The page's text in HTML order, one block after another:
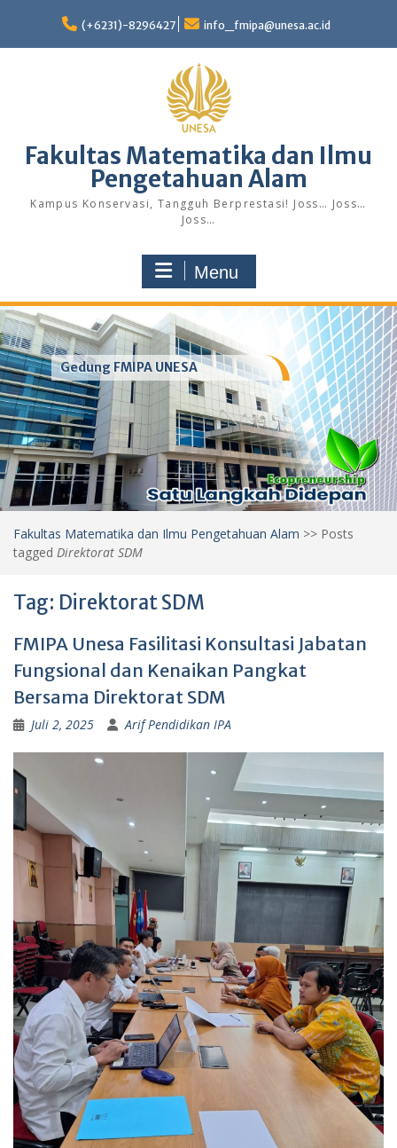
content
(+6231)-8296427 info_fmipa@unesa.ac.id
Fakultas Matematika dan Ilmu
Pengetahuan Alam
Kampus Konservasi, Tangguh Berprestasi! Joss… Joss…
Joss…
Menu
Gedung FMIPA UNESA
Fakultas Matematika dan Ilmu Pengetahuan Alam >> Posts
tagged Direktorat SDM
Tag: Direktorat SDM
FMIPA Unesa Fasilitasi Konsultasi Jabatan
Fungsional dan Kenaikan Pangkat
Bersama Direktorat SDM
Juli 2, 2025 Arif Pendidikan IPA